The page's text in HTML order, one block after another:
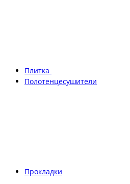
Плитка
Полотенцесушители
Прокладки